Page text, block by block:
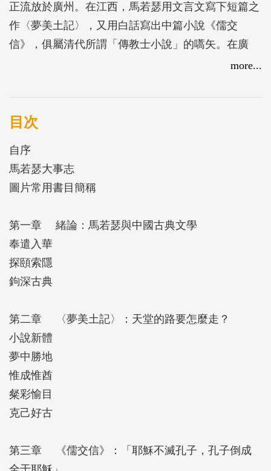
正流放於廣州。在江西，馬若瑟用文言文寫下短篇之
作〈夢美土記〉，又用白話寫出中篇小說《儒交
信》，俱屬清代所謂「傳教士小說」的嚆矢。在廣
州，馬若瑟法譯了八首《詩經》中的詩，是為《詩
兒》，是為中國戲劇法譯的前驅之作。這兩份翻譯文
本，杜赫德俱收於1735年刊行的《中華帝國全志》之
作，大多具有耶穌會中國經籍索隱派的色彩。1728
年，馬氏在粵另又編譯完成《漢語劄記》一書，其中
引例幾乎都出自中國經典與說部，可見他中國文學知
筆下的關懷，一窺他風格獨特的文學世界。
more...
目次
自序
馬若瑟大事志
圖片常用書目簡稱
第一章 緒論：馬若瑟與中國古典文學
奉遣入華
探頤索隱
鉤深古典
第二章 〈夢美土記〉：天堂的路要怎麼走？
小說新體
夢中勝地
惟成惟酋
粲彩愉目
克己好古
第三章 《儒交信》：「耶穌不滅孔子，孔子倒成